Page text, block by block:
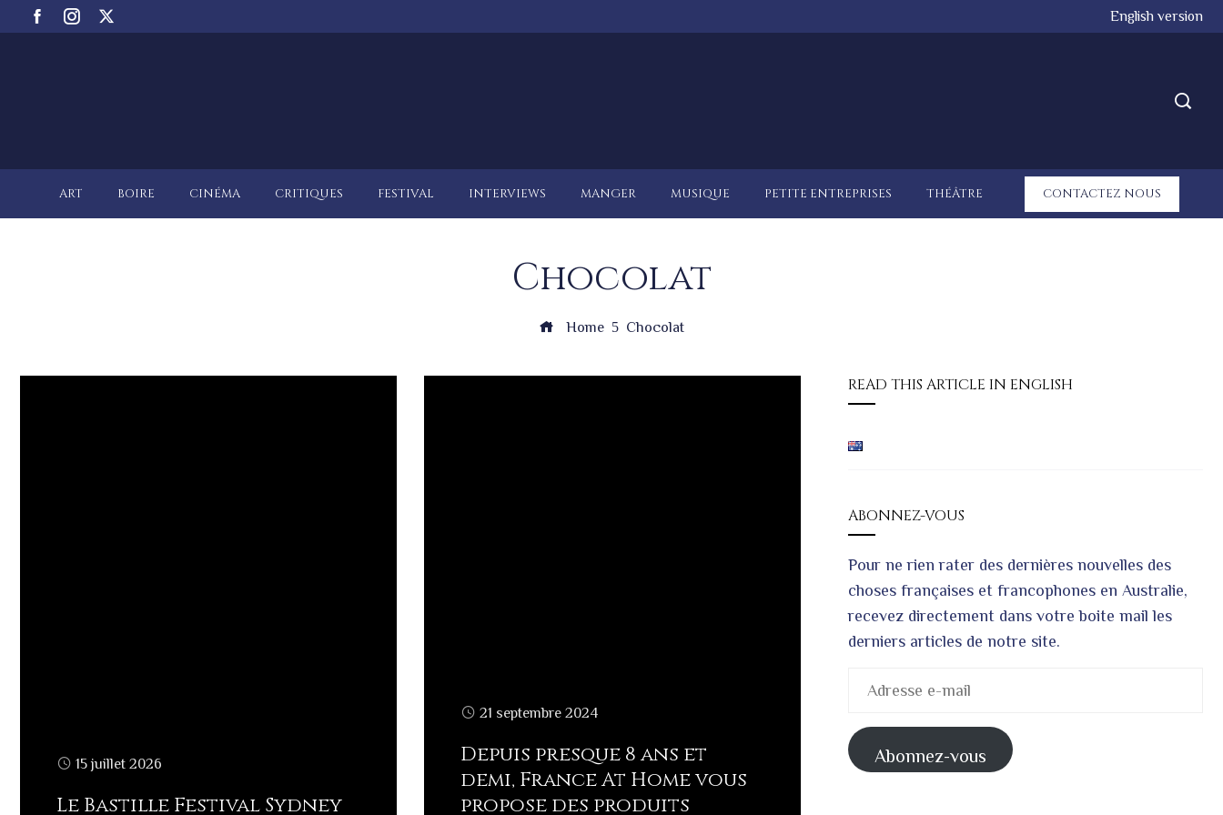
English version
ART BOIRE CINÉMA CRITIQUES FESTIVAL INTERVIEWS MANGER MUSIQUE PETITE ENTREPRISES THÉÂTRE CONTACTEZ NOUS
Chocolat
Home Chocolat
15 juillet 2026
Le Bastille Festival Sydney
21 septembre 2024
Depuis presque 8 ans et
demi, France At Home vous
propose des produits
READ THIS ARTICLE IN ENGLISH
ABONNEZ-VOUS
Pour ne rien rater des dernières nouvelles des
choses françaises et francophones en Australie,
recevez directement dans votre boite mail les
derniers articles de notre site.
mail
Abonnez-vous